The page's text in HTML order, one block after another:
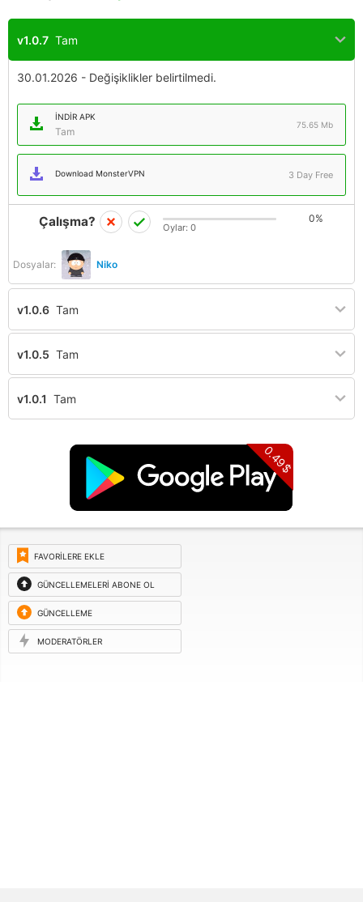
v1.0.7 Tam
30.01.2026 - Değişiklikler belirtilmedi.
İNDIR APK
Tam
75.65 Mb
Download MonsterVPN 3 Day Free
Dosyalar: Niko
Çalışma? 0%
Oylar: 0
v1.0.6 Tam
v1.0.5 Tam
v1.0.1 Tam
0.49$
FAVORILERE EKLE
GÜNCELLEMELERI ABONE OL
GÜNCELLEME
ISTEĞI
MODERATÖRLER